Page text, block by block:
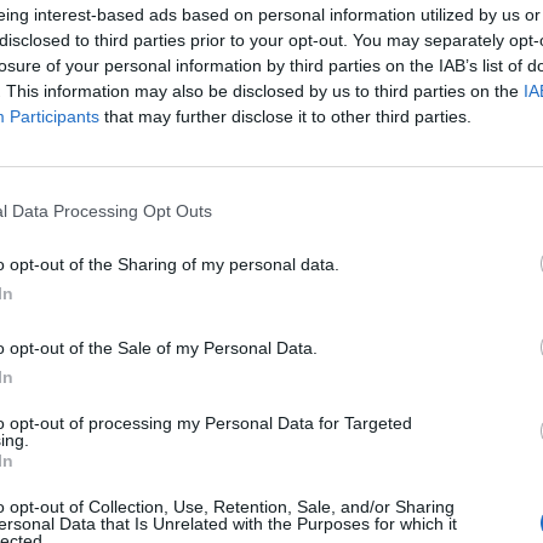
interest-based ads based on personal information utilized by us
to third parties prior to your opt-out. You may separately
of your personal information by third parties on the IAB’s list of
This information may also be disclosed by us to third parties on the
Participants that may further disclose it to other third parties.
Data Processing Opt Outs
opt-out of the Sharing of my personal data.
opt-out of the Sale of my Personal Data.
opt-out of processing my Personal Data for Targeted
opt-out of Collection, Use, Retention, Sale, and/or Sharing
Data that Is Unrelated with the Purposes for which it
Έλεγχος αποθεμάτων και αναπλήρωση τους
Χειρισμός ταμειακής μηχανής και πιστωτικών
Παραλαβή εμπορεύματος και οργάνωση αποθήκης σε
Επαγγελματική συμπεριφορά με ομαδικό πνεύμα
Οργανωτική και αποτελεσματική
Προϋπηρεσία στο χώρο της λιανικής πώλησης.
Χειρισμός Η/Υ (Ms Office) και γνώση της αγγλικής
Παροχές
Ανταγωνιστικές αποδοχές